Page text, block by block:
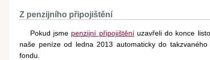
Z penzijního připojištění
Pokud jsme penzijní připojištěníuzavřeli do konce
naše peníze od ledna 2013 automaticky do takzvaného
fondu.